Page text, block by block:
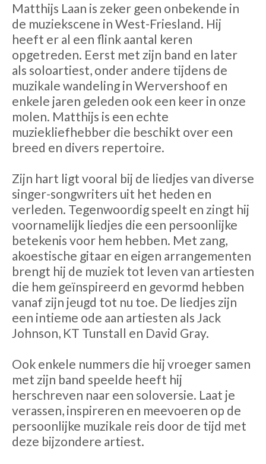
Matthijs Laan is zeker geen onbekende in
de muziekscene in West-Friesland. Hij
heeft er al een flink aantal keren
opgetreden. Eerst met zijn band en later
als soloartiest, onder andere tijdens de
muzikale wandeling in Wervershoof en
enkele jaren geleden ook een keer in onze
molen. Matthijs is een echte
muziekliefhebber die beschikt over een
breed en divers repertoire.
Zijn hart ligt vooral bij de liedjes van diverse
singer-songwriters uit het heden en
verleden. Tegenwoordig speelt en zingt hij
voornamelijk liedjes die een persoonlijke
betekenis voor hem hebben. Met zang,
akoestische gitaar en eigen arrangementen
brengt hij de muziek tot leven van artiesten
die hem geïnspireerd en gevormd hebben
vanaf zijn jeugd tot nu toe. De liedjes zijn
een intieme ode aan artiesten als Jack
Johnson, KT Tunstall en David Gray.
Ook enkele nummers die hij vroeger samen
met zijn band speelde heeft hij
herschreven naar een soloversie. Laat je
verassen, inspireren en meevoeren op de
persoonlijke muzikale reis door de tijd met
deze bijzondere artiest.